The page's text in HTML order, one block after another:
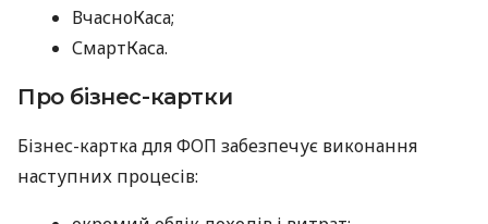
ВчасноКаса;
СмартКаса.
Про бізнес-картки
Бізнес-картка для ФОП забезпечує виконання
наступних процесів: